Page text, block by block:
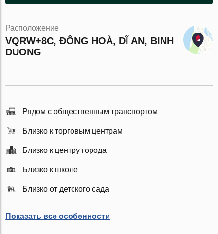
Расположение
VQRW+8C, ĐÔNG HOÀ, DĨ AN, BINH
DUONG
Рядом с общественным транспортом
Близко к торговым центрам
Близко к центру города
Близко к школе
Близко от детского сада
Показать все особенности